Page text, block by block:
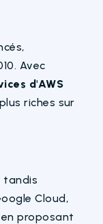
Avec
d'AWS
riches sur
tandis
Cloud,
proposant